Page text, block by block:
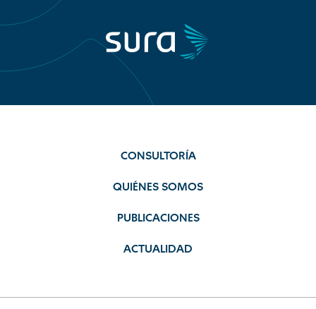
CONSULTORÍA
QUIÉNES SOMOS
PUBLICACIONES
ACTUALIDAD